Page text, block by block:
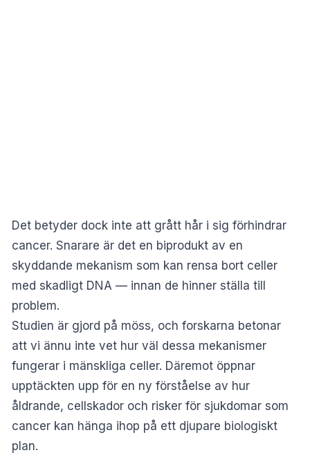
Det betyder dock inte att grått hår i sig förhindrar
cancer. Snarare är det en biprodukt av en
skyddande mekanism som kan rensa bort celler
med skadligt DNA — innan de hinner ställa till
problem.
Studien är gjord på möss, och forskarna betonar
att vi ännu inte vet hur väl dessa mekanismer
fungerar i mänskliga celler. Däremot öppnar
upptäckten upp för en ny förståelse av hur
åldrande, cellskador och risker för sjukdomar som
cancer kan hänga ihop på ett djupare biologiskt
plan.